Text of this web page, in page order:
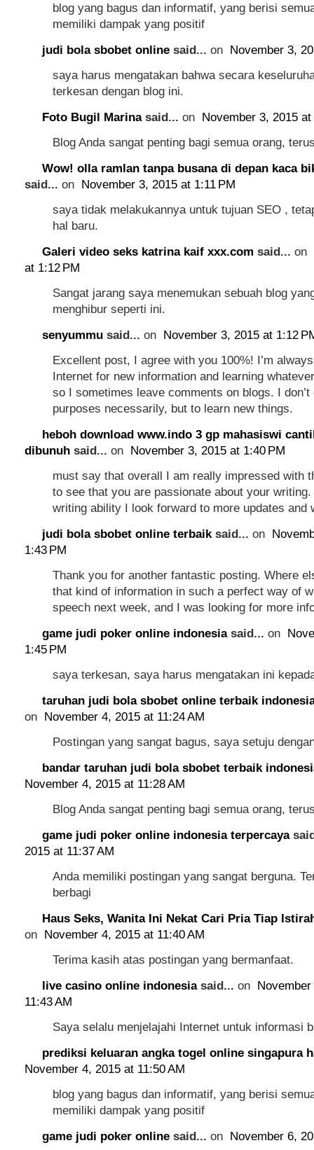
blog yang bagus dan informatif, yang berisi
memiliki dampak yang positif
judi bola sbobet online said... on November 3,
saya harus mengatakan bahwa secara
terkesan dengan blog ini.
Foto Bugil Marinasaid... on November 3, 2015 at
Blog Anda sangat penting bagi semua orang,
Wow! olla ramlan tanpa busana di depan kaca
said... on November 3, 2015 at 1:11 PM
saya tidak melakukannya untuk tujuan SEO ,
hal baru.
Galeri video seks katrina kaif xxx.com said... on
at 1:12 PM
Sangat jarang saya menemukan sebuah blog
menghibur seperti ini.
senyummu said... on November 3, 2015 at 1:12
Excellent post, I agree with you 100%! I’m
Internet for new information and learning
so I sometimes leave comments on blogs. I
purposes necessarily, but to learn new things.
heboh download www.indo 3 gp mahasiswi
dibunuh said... on November 3, 2015 at 1:40 PM
must say that overall I am really impressed with
to see that you are passionate about your
writing ability I look forward to more updates and
judi bola sbobet online terbaik said... on
1:43 PM
Thank you for another fantastic posting. Where
that kind of information in such a perfect way of
speech next week, and I was looking for more
game judi poker online indonesiasaid... on
1:45 PM
saya terkesan, saya harus mengatakan ini
taruhan judi bola sbobet online terbaik
on November 4, 2015 at 11:24 AM
Postingan yang sangat bagus, saya setuju
bandar taruhan judi bola sbobet terbaik
November 4, 2015 at 11:28 AM
Blog Anda sangat penting bagi semua orang,
game judi poker online indonesia terpercaya
2015 at 11:37 AM
Anda memiliki postingan yang sangat berguna.
berbagi
Haus Seks, Wanita Ini Nekat Cari Pria Tiap
on November 4, 2015 at 11:40 AM
Terima kasih atas postingan yang bermanfaat.
live casino online indonesiasaid... on
11:43 AM
Saya selalu menjelajahi Internet untuk informasi
prediksi keluaran angka togel online singapura
November 4, 2015 at 11:50 AM
blog yang bagus dan informatif, yang berisi
memiliki dampak yang positif
game judi poker online said... on November 6,